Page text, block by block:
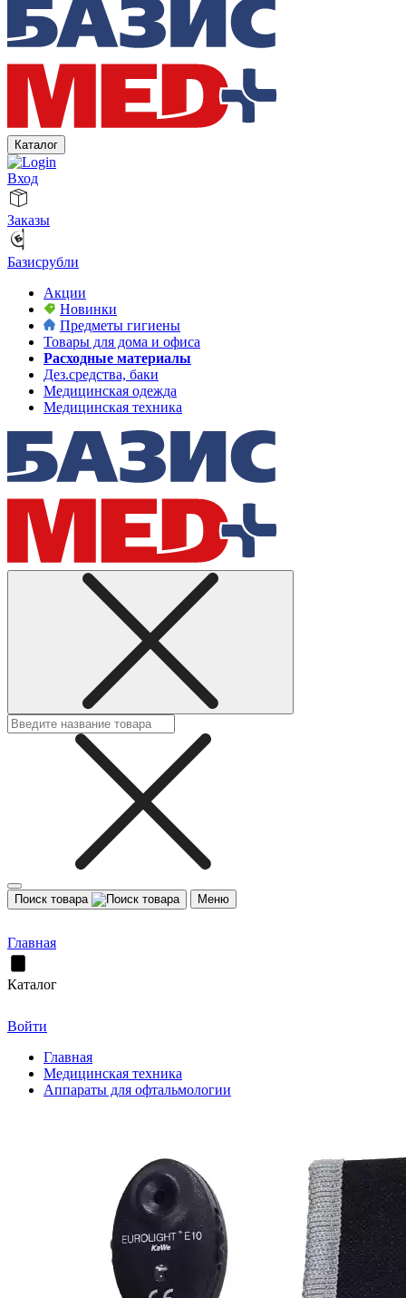
Каталог
Вход
Заказы
Базисрубли
Акции
Новинки
Предметы гигиены
Товары для дома и офиса
Расходные материалы
Дез.средства, баки
Медицинская одежда
Медицинская техника
Поиск товара Меню
Главная
Каталог
Войти
Главная
Медицинская техника
Аппараты для офтальмологии